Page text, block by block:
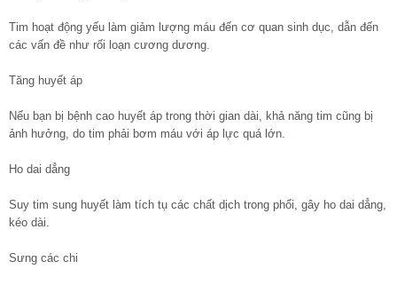
Tim hoạt động yếu làm giảm lượng máu đến cơ quan sinh dục, dẫn đến
các vấn đề như rối loạn cương dương.
Tăng huyết áp
Nếu bạn bị bệnh cao huyết áp trong thời gian dài, khả năng tim cũng bị
ảnh hưởng, do tim phải bơm máu với áp lực quá lớn.
Ho dai dẳng
Suy tim sung huyết làm tích tụ các chất dịch trong phổi, gây ho dai dẳng,
kéo dài.
Sưng các chi